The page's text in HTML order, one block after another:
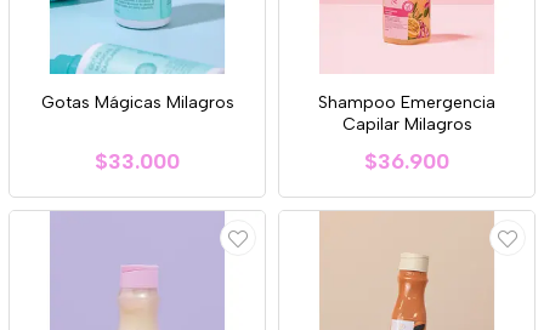
Gotas Mágicas Milagros
$33.000
Shampoo Emergencia
Capilar Milagros
$36.900